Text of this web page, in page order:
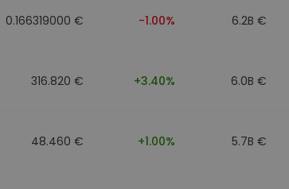
0.166319000 € -1.00% 6.2B €
316.820 € +3.40% 6.0B €
48.460 € +1.00% 5.7B €